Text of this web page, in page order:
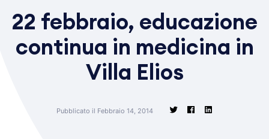
22 febbraio, educazione
continua in medicina in
Villa Elios
Pubblicato il Febbraio 14, 2014